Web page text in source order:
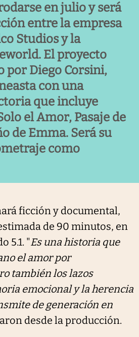
en julio y será
entre la empresa
Studios y la
El proyecto
por Diego Corsini,
con una
que incluye
el Amor, Pasaje de
de Emma. Será su
como
ficción y documental,
de 90 minutos, en
5.1. "Es una historia que
el amor por
también los lazos
emocional y la herencia
de generación en
desde la producción.